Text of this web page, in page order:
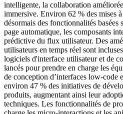
intelligente, la collaboration
immersive. Environ 62 % des mises
désormais des fonctionnalités
page automatique, les composants
prédictive du flux utilisateur. Des
utilisateurs en temps réel sont
logiciels d'interface utilisateur et de
lancés pour prendre en charge les
de conception d’interfaces low-code
environ 47 % des initiatives de
produits, augmentant ainsi leur
techniques. Les fonctionnalités de